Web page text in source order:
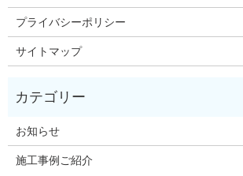
プライバシーポリシー
サイトマップ
お知らせ
施工事例ご紹介